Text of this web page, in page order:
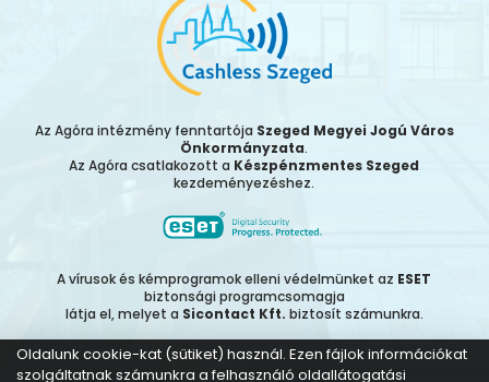
Oldalunk cookie-kat (sütiket) használ. Ezen fájlok információkat
szolgáltatnak számunkra a felhasználó oldallátogatási
Az Agóra intézmény fenntartója Szeged Megyei Jogú Város
Önkormányzata.
Az Agóra csatlakozott a Készpénzmentes Szeged
kezdeményezéshez.
A vírusok és kémprogramok elleni védelmünket az ESET
biztonsági programcsomagja
látja el, melyet a Sicontact Kft. biztosít számunkra.